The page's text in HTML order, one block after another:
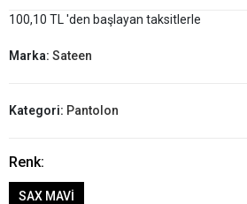
100,10 TL 'den başlayan taksitlerle
Marka: Sateen
Kategori: Pantolon
Renk:
SAX MAVİ